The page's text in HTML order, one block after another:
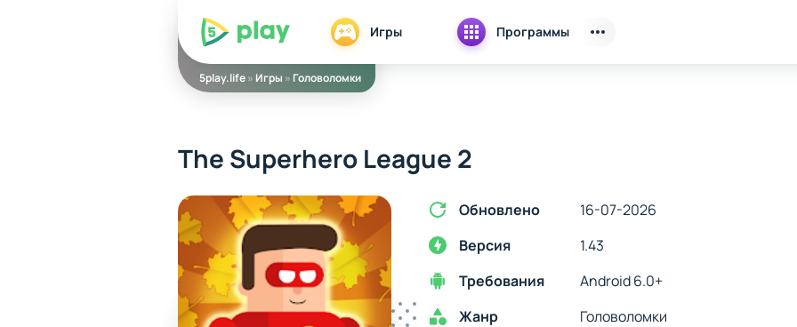
5play Игры Программы
5play.life»Игры »Головоломки
The Superhero League 2
Обновлено
16-07-2026
Версия
1.43
Требования
Android 6.0+
Жанр
Головоломки